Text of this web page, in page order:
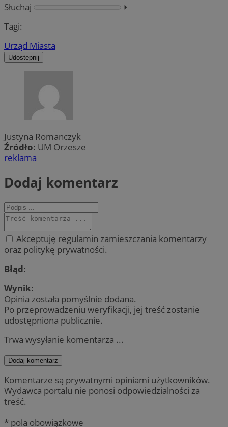
Słuchaj
⏵︎
Tagi:
Urząd Miasta
Udostępnij
Justyna Romanczyk
Źródło: UM Orzesze
reklama
Dodaj komentarz
Akceptuję regulamin zamieszczania komentarzy
oraz politykę prywatności.
Błąd:
Wynik:
Opinia została pomyślnie dodana.
Po przeprowadzeniu weryfikacji, jej treść zostanie
udostępniona publicznie.
Trwa wysyłanie komentarza ...
Dodaj komentarz
Komentarze są prywatnymi opiniami użytkowników.
Wydawca portalu nie ponosi odpowiedzialności za
treść.
* pola obowiązkowe